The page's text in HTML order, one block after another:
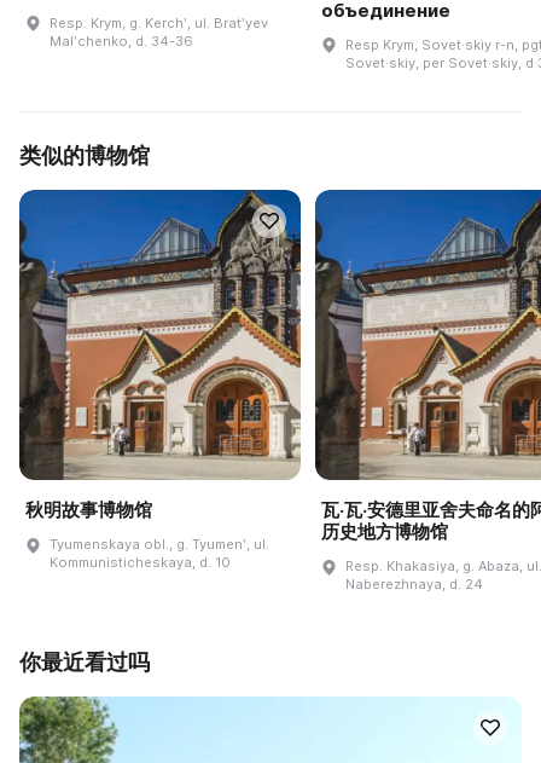
Resp. Krym, g. Kerchʹ, ul. Bratʹyev
Malʹchenko, d. 34-36
объединение
Resp Krym, Sovet·skiy r-n,
Sovet·skiy, per Sovet·skiy, d
类似的博物馆
秋明故事博物馆
Tyumenskaya obl., g. Tyumenʹ, ul.
Kommunisticheskaya, d. 10
瓦·瓦·安德里亚舍夫命名的
历史地方博物馆
Resp. Khakasiya, g. Abaza, ul.
Naberezhnaya, d. 24
你最近看过吗